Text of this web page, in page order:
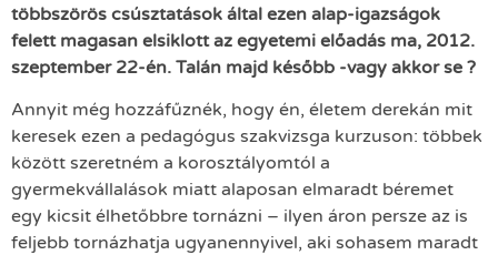
többszörös csúsztatások által ezen alap-igazságok
felett magasan elsiklott az egyetemi előadás ma, 2012.
szeptember 22-én. Talán majd később -vagy akkor se ?
Annyit még hozzáfűznék, hogy én, életem derekán mit
keresek ezen a pedagógus szakvizsga kurzuson: többek
között szeretném a korosztályomtól a
gyermekvállalások miatt alaposan elmaradt béremet
egy kicsit élhetőbbre tornázni – ilyen áron persze az is
feljebb tornázhatja ugyanennyivel, aki sohasem maradt